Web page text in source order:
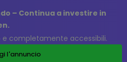
– Continua a investire in
e completamente accessibili.
l'annuncio